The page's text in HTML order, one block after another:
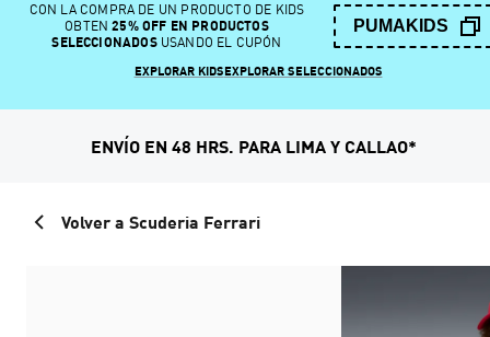
CON LA COMPRA DE UN PRODUCTO DE KIDS
OBTEN 25% OFF EN PRODUCTOS
SELECCIONADOSUSANDO EL CUPÓN
PUMAKIDS
EXPLORAR KIDSEXPLORAR SELECCIONADOS
ENVÍO EN 48 HRS. PARA LIMA Y CALLAO*
Volver a Scuderia Ferrari